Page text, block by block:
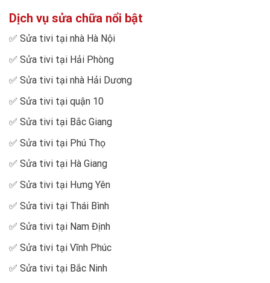
Dịch vụ sửa chữa nổi bật
✅ Sửa tivi tại nhà Hà Nội
✅ Sửa tivi tại Hải Phòng
✅ Sửa tivi tại nhà Hải Dương
✅ Sửa tivi tại quận 10
✅ Sửa tivi tại Bắc Giang
✅ Sửa tivi tại Phú Thọ
✅ Sửa tivi tại Hà Giang
✅ Sửa tivi tại Hưng Yên
✅ Sửa tivi tại Thái Bình
✅ Sửa tivi tại Nam Định
✅ Sửa tivi tại Vĩnh Phúc
✅ Sửa tivi tại Bắc Ninh